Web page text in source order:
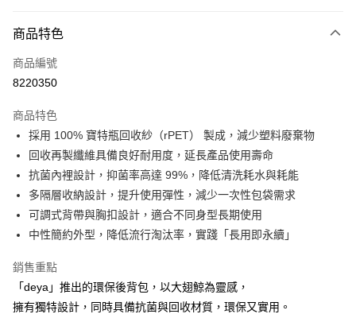
台灣樂天信用卡公司
全盈+PAY
AFTEE先享後付
便利好安心！
１．簡單：不需註冊會員、不需綁卡、不需儲值。
２．便利：只要手機號碼，簡訊認證，即可結帳。
３．安心：先確認商品／服務後，再付款。
【「AFTEE先享後付」結帳流程】
１．於結帳方式選擇「AFTEE先享後付」後，將跳轉至「AFTEE先享後付」
結帳頁面，進行簡訊認證並確認金額後，即可完成結帳。
２．訂單成立數日內，您將收到繳費通知簡訊。
ATM／網路銀行／等多元方式進行付款，方視為交易完成。
購買商品的店家。未經商家同意取消之訂單仍視為有效，需透過AFTEE先享
後付繳納相關費用。
運送方式
【全家】取貨付款
每筆NT$90，滿NT$990(含以上)免運費
【7-11】取貨付款
每筆NT$90，滿NT$990(含以上)免運費
【宅配】
每筆NT$90，滿NT$490(含以上)免運費
商品特色
商品編號
8220350
商品特色
採用 100% 寶特瓶回收紗（rPET） 製成，減少塑料廢棄物
回收再製纖維具備良好耐用度，延長產品使用壽命
抗菌內裡設計，抑菌率高達 99%，降低清洗耗水與耗能
多隔層收納設計，提升使用彈性，減少一次性包袋需求
可調式背帶與胸扣設計，適合不同身型長期使用
中性簡約外型，降低流行淘汰率，實踐「長用即永續」
銷售重點
「deya」推出的環保後背包，以大翅鯨為靈感，
擁有獨特設計，同時具備抗菌與回收材質，環保又實用。